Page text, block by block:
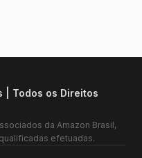
| Todos os Direitos
da Amazon Brasil,
efetuadas.